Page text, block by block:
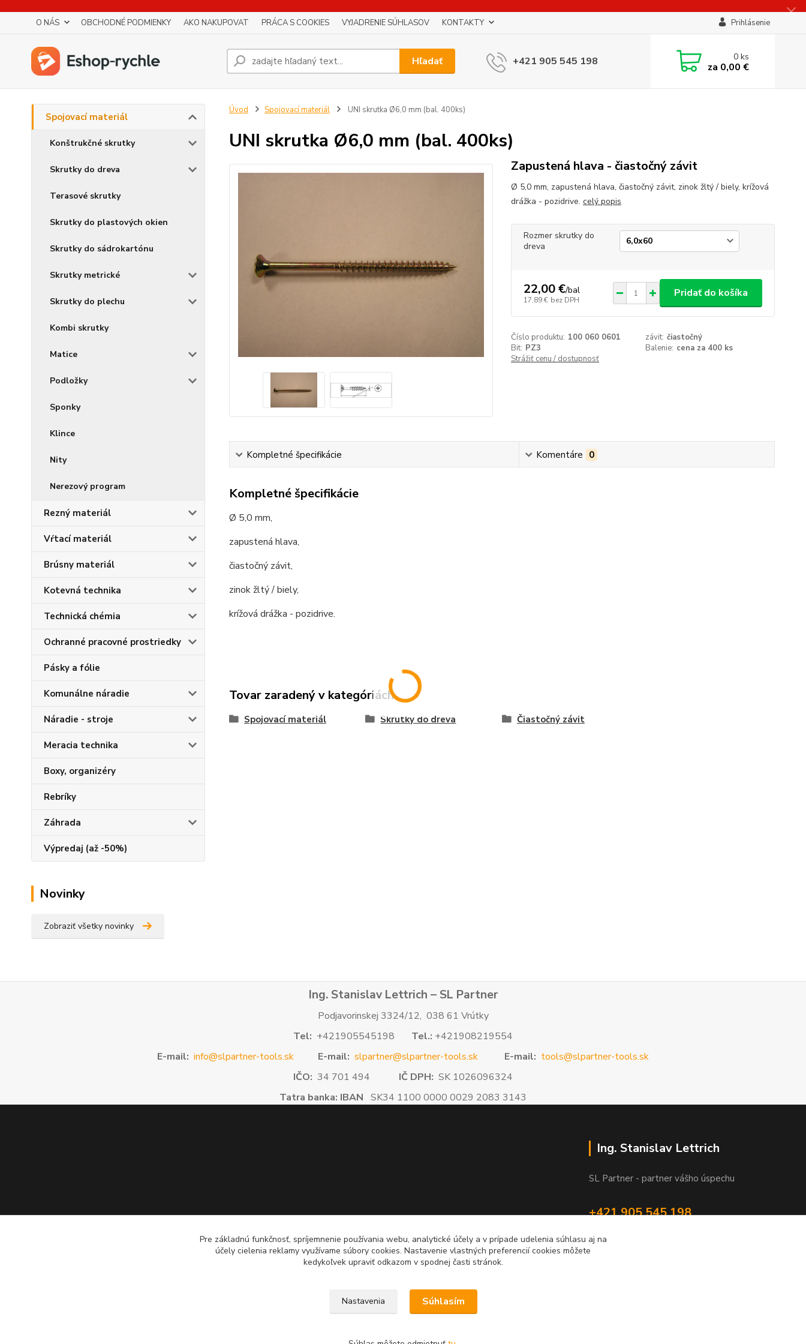
O NÁS OBCHODNÉ PODMIENKY AKO NAKUPOVAT PRÁCA S COOKIES VYJADRENIE SÚHLASOV KONTAKTY Prihlásenie
Hľadať +421 905 545 198 0ks
za 0,00 €
Spojovací materiál
Konštrukčné skrutky
Skrutky do dreva
Terasové skrutky
Skrutky do plastových okien
Skrutky do sádrokartónu
Skrutky metrické
Skrutky do plechu
Kombi skrutky
Matice
Podložky
Sponky
Klince
Nity
Nerezový program
Rezný materiál
Vŕtací materiál
Brúsny materiál
Kotevná technika
Technická chémia
Ochranné pracovné prostriedky
Pásky a fólie
Komunálne náradie
Náradie - stroje
Meracia technika
Boxy, organizéry
Rebríky
Záhrada
Výpredaj (až -50%)
Novinky
Zobraziť všetky novinky
Úvod Spojovací materiál UNI skrutka Ø6,0 mm (bal. 400ks)
UNI skrutka Ø6,0 mm (bal. 400ks)
Zapustená hlava - čiastočný závit
Ø 5,0 mm, zapustená hlava, čiastočný závit, zinok žltý / biely, krížová
drážka - pozidrive. celý popis
Rozmer skrutky do
dreva
22,00 €/bal
17,89 € bez DPH
Pridať do košíka
Číslo produktu: 100 060 0601 závit: čiastočný
Bit: PZ3 Balenie: cena za 400 ks
Strážiť cenu / dostupnosť
Kompletné špecifikácie Komentáre 0
Kompletné špecifikácie
Ø 5,0 mm,
zapustená hlava,
čiastočný závit,
zinok žltý / biely,
krížová drážka - pozidrive.
Tovar zaradený v kategóriách
Spojovací materiál Skrutky do dreva Čiastočný závit
Ing. Stanislav Lettrich – SL Partner
Podjavorinskej 3324/12, 038 61 Vrútky
Tel: +421905545198 Tel.: +421908219554
E-mail: info@slpartner-tools.sk E-mail: slpartner@slpartner-tools.sk E-mail: tools@slpartner-tools.sk
IČO: 34 701 494 IČ DPH: SK 1026096324
Tatra banka: IBAN SK34 1100 0000 0029 2083 3143
Ing. Stanislav Lettrich
SL Partner - partner vášho úspechu
+421 905 545 198
Pre základnú funkčnosť, spríjemnenie používania webu, analytické účely a v prípade udelenia súhlasu aj na
účely cielenia reklamy využívame súbory cookies. Nastavenie vlastných preferencií cookies môžete
kedykoľvek upraviť odkazom v spodnej časti stránok.
Nastavenia Súhlasím